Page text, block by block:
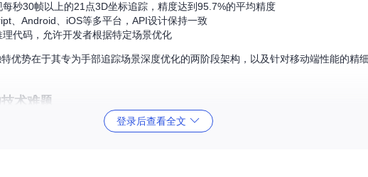
每秒30帧以上的21点3D坐标追踪，精度达到95.7%的平均精度
、Android、iOS等多平台，API设计保持一致
理代码，允许开发者根据特定场景优化
优势在于其专为手部追踪场景深度优化的两阶段架构，以及针对移动端性能的精
术难题
登录后查看全文